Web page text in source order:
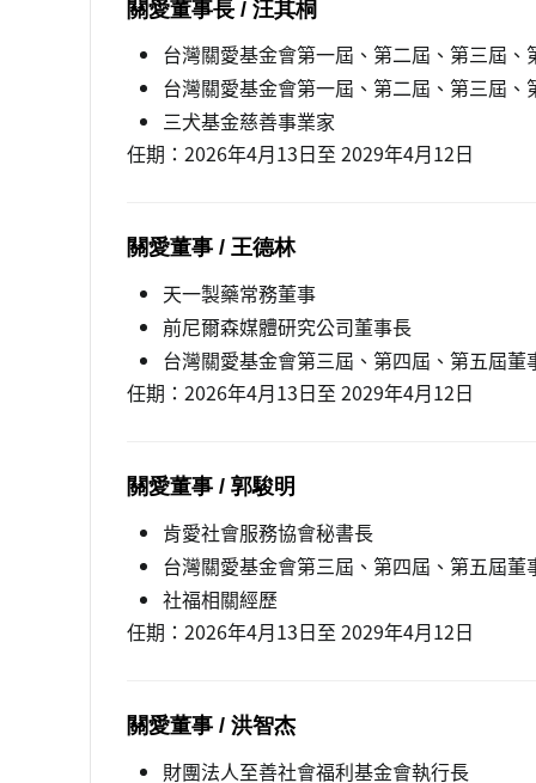
關愛董事長 / 汪其桐
台灣關愛基金會第一屆、第二屆、第三屆、
台灣關愛基金會第一屆、第二屆、第三屆、
三犬基金慈善事業家
任期：2026年4月13日至 2029年4月12日
關愛董事 / 王德林
天一製藥常務董事
前尼爾森媒體研究公司董事長
台灣關愛基金會第三屆、第四屆、第五屆董
任期：2026年4月13日至 2029年4月12日
關愛董事 / 郭駿明
肯愛社會服務協會秘書長
台灣關愛基金會第三屆、第四屆、第五屆董
社福相關經歷
任期：2026年4月13日至 2029年4月12日
關愛董事 / 洪智杰
財團法人至善社會福利基金會執行長